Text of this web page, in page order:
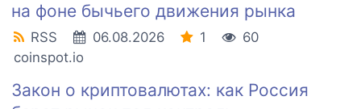
на фоне бычьего движения рынка
RSS 06.08.2026 1
60
coinspot.io
Закон о криптовалютах: как Россия